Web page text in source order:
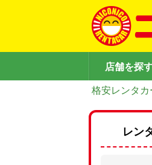
店舗を探
格安レンタカ
レン